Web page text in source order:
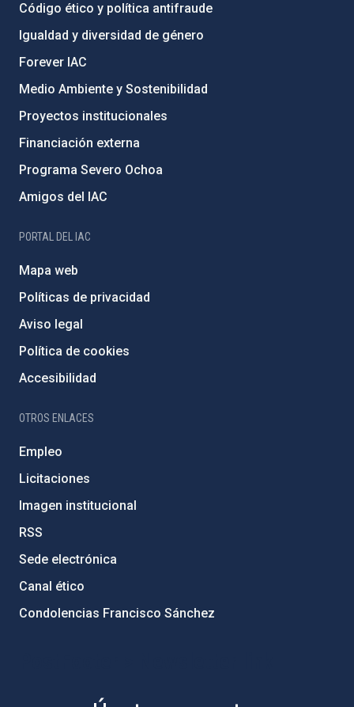
Código ético y política antifraude
Igualdad y diversidad de género
Forever IAC
Medio Ambiente y Sostenibilidad
Proyectos institucionales
Financiación externa
Programa Severo Ochoa
Amigos del IAC
PORTAL DEL IAC
Mapa web
Políticas de privacidad
Aviso legal
Política de cookies
Accesibilidad
OTROS ENLACES
Empleo
Licitaciones
Imagen institucional
RSS
Sede electrónica
Canal ético
Condolencias Francisco Sánchez